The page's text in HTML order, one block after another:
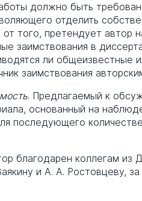
должно быть
отделить
того, претендует автор
заимствования в
ли общеизвестные
заимствования
. Предлагаемый к
основанный на
последующего
благодарен коллегам из
и А. А. Ростовцеву,